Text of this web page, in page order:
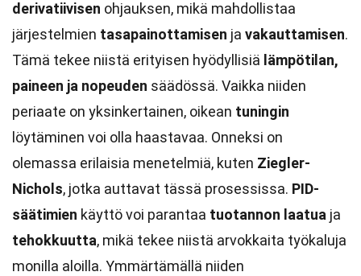
derivatiivisen ohjauksen, mikä mahdollistaa
järjestelmien tasapainottamisen ja vakauttamisen.
Tämä tekee niistä erityisen hyödyllisiä lämpötilan,
paineen ja nopeuden säädössä. Vaikka niiden
periaate on yksinkertainen, oikean tuningin
löytäminen voi olla haastavaa. Onneksi on
olemassa erilaisia menetelmiä, kuten Ziegler-
Nichols, jotka auttavat tässä prosessissa. PID-
säätimien käyttö voi parantaa tuotannon laatua ja
tehokkuutta, mikä tekee niistä arvokkaita työkaluja
monilla aloilla. Ymmärtämällä niiden